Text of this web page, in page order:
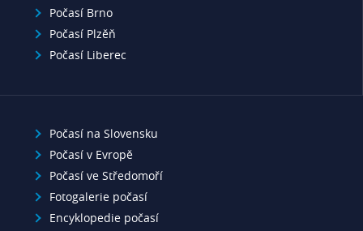
Počasí Brno
Počasí Plzěň
Počasí Liberec
Počasí na Slovensku
Počasí v Evropě
Počasí ve Středomoří
Fotogalerie počasí
Encyklopedie počasí